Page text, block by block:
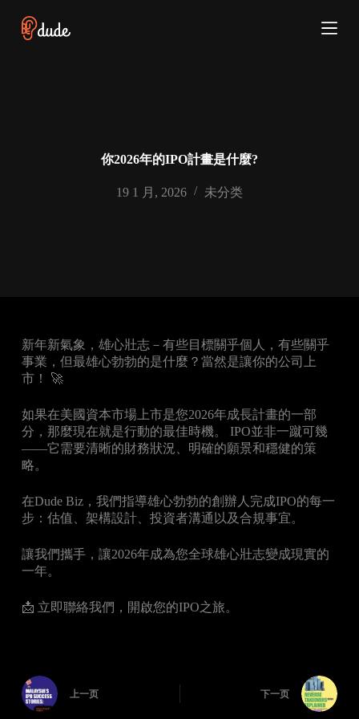
跳
过
你2026年的IPO計畫是什麼?
19 1 月, 2026 未分类
新年新氣象，雄心壯志－有些目標關乎個人，有些關乎
事業，但最雄心勃勃的是什麼？當然是讓你的公司上
市！ 🚀
如果在美國資本市場上市是您2026年成長計畫的一部
分，那麼現在就是行動的最佳時機。 IPO並非一蹴可幾
——它需要清晰的財務狀況、明確的願景和穩健的策
略。
在Dude Biz，我們指導雄心勃勃的創辦人完成IPO的每一
步：估值、架構設計、投資者溝通以及合規事宜。
讓我們攜手，讓2026年成為您全球雄心壯志變成現實的
一年。
📩 立即聯絡我們，開啟您的IPO之旅。
上一页 下一页